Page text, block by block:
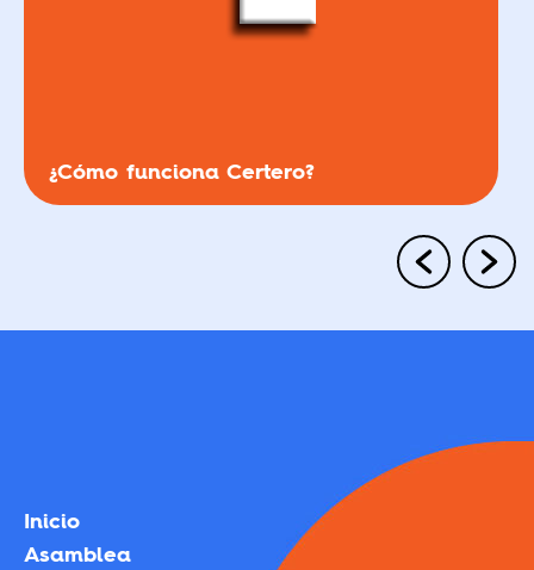
¿Cómo funciona Certero?
Inicio
Asamblea